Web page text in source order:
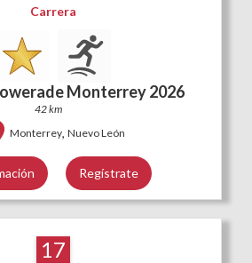
Carrera
Monterrey 2026
42 km
Monterrey, Nuevo León
Regístrate
17